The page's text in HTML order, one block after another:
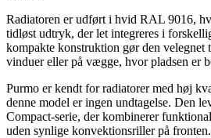
Radiatoren er udført i hvid RAL 9016,
tidløst udtryk, der let integreres i
kompakte konstruktion gør den velegnet
vinduer eller på vægge, hvor pladsen er
Purmo er kendt for radiatorer med høj
denne model er ingen undtagelse. Den
Compact-serie, der kombinerer
uden synlige konvektionsriller på fronten.